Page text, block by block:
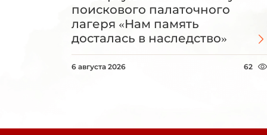
поискового палаточного
лагеря «Нам память
досталась в наследство»
6 августа 2026 62